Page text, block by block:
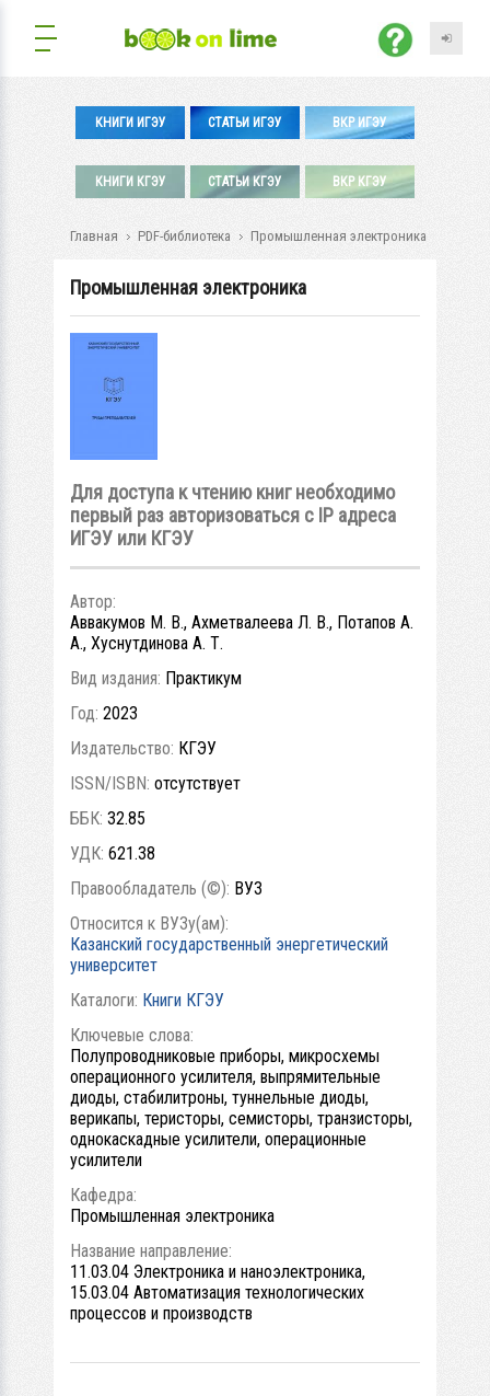
КНИГИ ИГЭУ СТАТЬИ ИГЭУ ВКР ИГЭУ
КНИГИ КГЭУ СТАТЬИ КГЭУ ВКР КГЭУ
Главная PDF-библиотека Промышленная электроника
Промышленная электроника
Для доступа к чтению книг необходимо
первый раз авторизоваться с IP адреса
ИГЭУ или КГЭУ
Автор:
Аввакумов М. В., Ахметвалеева Л. В., Потапов А.
А., Хуснутдинова А. Т.
Вид издания: Практикум
Год: 2023
Издательство: КГЭУ
ISSN/ISBN: отсутствует
ББК: 32.85
УДК: 621.38
Правообладатель (©): ВУЗ
Относится к ВУЗу(ам):
Казанский государственный энергетический
университет
Каталоги: Книги КГЭУ
Ключевые слова:
Полупроводниковые приборы, микросхемы
операционного усилителя, выпрямительные
диоды, стабилитроны, туннельные диоды,
верикапы, теристоры, семисторы, транзисторы,
однокаскадные усилители, операционные
усилители
Кафедра:
Промышленная электроника
Название направление:
11.03.04 Электроника и наноэлектроника,
15.03.04 Автоматизация технологических
процессов и производств